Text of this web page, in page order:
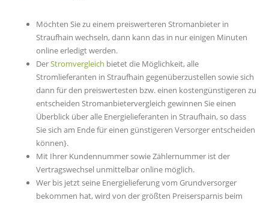
Möchten Sie zu einem preiswerteren Stromanbieter in
Straufhain wechseln, dann kann das in nur einigen Minuten
online erledigt werden.
DerStromvergleich bietet die Möglichkeit, alle
Stromlieferanten in Straufhain gegenüberzustellen sowie sich
dann für den preiswertesten bzw. einen kostengünstigeren zu
entscheiden Stromanbietervergleich gewinnen Sie einen
Überblick über alle Energielieferanten in Straufhain, so dass
Sie sich am Ende für einen günstigeren Versorger entscheiden
können}.
Mit Ihrer Kundennummer sowie Zählernummer ist der
Vertragswechsel unmittelbar online möglich.
Wer bis jetzt seine Energielieferung vom Grundversorger
bekommen hat, wird von der größten Preisersparnis beim